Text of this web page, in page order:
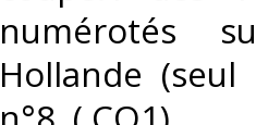
numérotés
Hollande